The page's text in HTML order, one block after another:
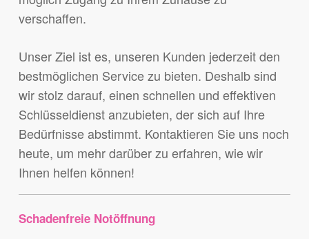
verschaffen.
Unser Ziel ist es, unseren Kunden jederzeit den
bestmöglichen Service zu bieten. Deshalb sind
wir stolz darauf, einen schnellen und effektiven
Schlüsseldienst anzubieten, der sich auf Ihre
Bedürfnisse abstimmt. Kontaktieren Sie uns noch
heute, um mehr darüber zu erfahren, wie wir
Ihnen helfen können!
Schadenfreie Notöffnung